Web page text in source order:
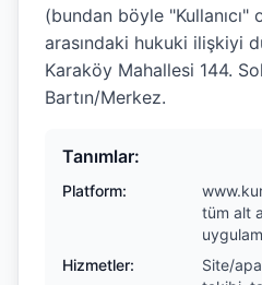
(bundan böyle "Kullanıcı"
arasındaki hukuki ilişkiyi
Karaköy Mahallesi 144.
Bartın/Merkez.
Tanımlar:
Platform:
tüm alt
Hizmetler:
Site/